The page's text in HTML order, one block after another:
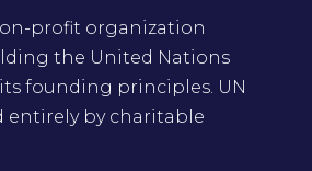
profit organization
the United Nations
founding principles. UN
entirely by charitable